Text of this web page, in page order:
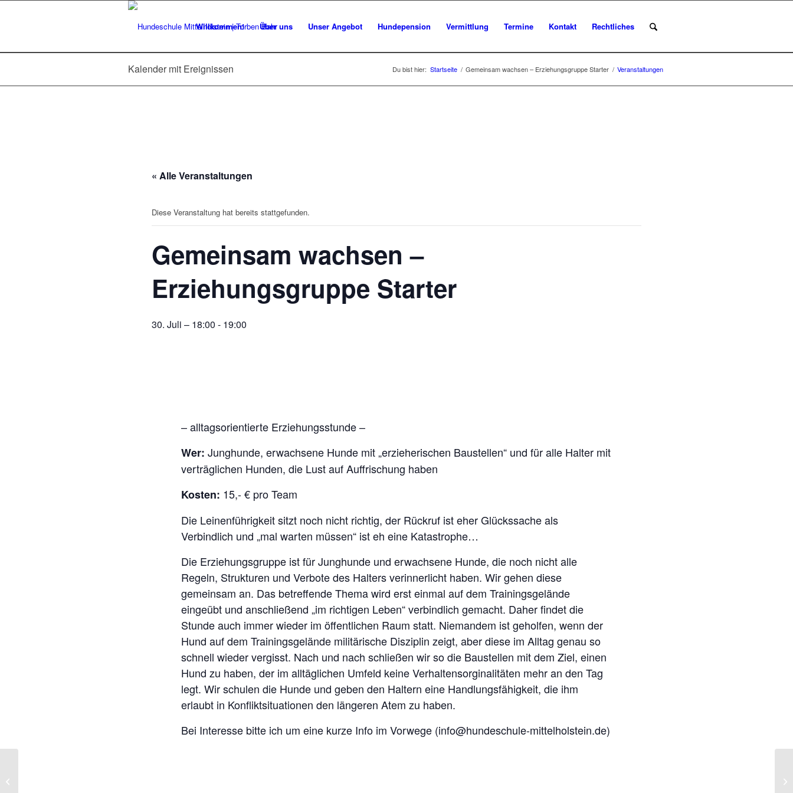
Willkommen! Über uns Unser Angebot Hundepension Vermittlung Termine Kontakt Rechtliches
Kalender mit Ereignissen Du bist hier: Startseite / Gemeinsam wachsen – Erziehungsgruppe Starter / Veranstaltungen
« Alle Veranstaltungen
Diese Veranstaltung hat bereits stattgefunden.
Gemeinsam wachsen –
Erziehungsgruppe Starter
30. Juli – 18:00 - 19:00
– alltagsorientierte Erziehungsstunde –
Wer: Junghunde, erwachsene Hunde mit „erzieherischen Baustellen“ und für alle Halter mit
verträglichen Hunden, die Lust auf Auffrischung haben
Kosten: 15,- € pro Team
Die Leinenführigkeit sitzt noch nicht richtig, der Rückruf ist eher Glückssache als
Verbindlich und „mal warten müssen“ ist eh eine Katastrophe…
Die Erziehungsgruppe ist für Junghunde und erwachsene Hunde, die noch nicht alle
Regeln, Strukturen und Verbote des Halters verinnerlicht haben. Wir gehen diese
gemeinsam an. Das betreffende Thema wird erst einmal auf dem Trainingsgelände
eingeübt und anschließend „im richtigen Leben“ verbindlich gemacht. Daher findet die
Stunde auch immer wieder im öffentlichen Raum statt. Niemandem ist geholfen, wenn der
Hund auf dem Trainingsgelände militärische Disziplin zeigt, aber diese im Alltag genau so
schnell wieder vergisst. Nach und nach schließen wir so die Baustellen mit dem Ziel, einen
Hund zu haben, der im alltäglichen Umfeld keine Verhaltensorginalitäten mehr an den Tag
legt. Wir schulen die Hunde und geben den Haltern eine Handlungsfähigkeit, die ihm
erlaubt in Konfliktsituationen den längeren Atem zu haben.
Bei Interesse bitte ich um eine kurze Info im Vorwege (info@hundeschule-mittelholstein.de)